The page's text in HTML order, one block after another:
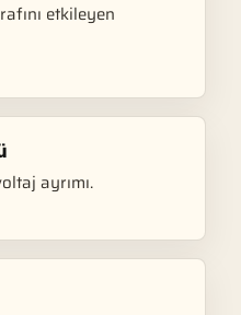
etkileyen
ayrımı.